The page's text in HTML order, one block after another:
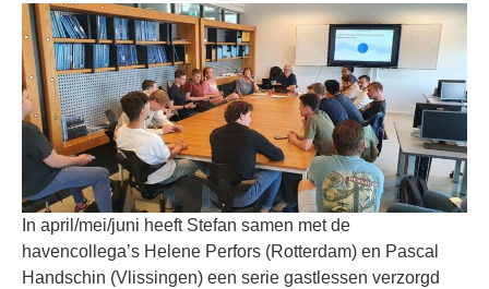
In april/mei/juni heeft Stefan samen met de
havencollega’s Helene Perfors (Rotterdam) en Pascal
Handschin (Vlissingen) een serie gastlessen verzorgd